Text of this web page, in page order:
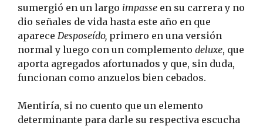
sumergió en un largo impasse en su carrera y no
dio señales de vida hasta este año en que
aparece Desposeído, primero en una versión
normal y luego con un complemento deluxe, que
aporta agregados afortunados y que, sin duda,
funcionan como anzuelos bien cebados.
Mentiría, si no cuento que un elemento
determinante para darle su respectiva escucha